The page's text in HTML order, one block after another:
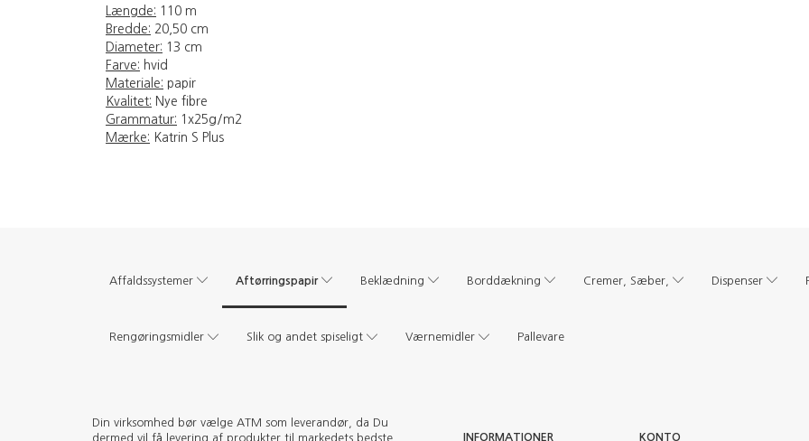
Længde: 110 m
Bredde: 20,50 cm
Diameter: 13 cm
Farve: hvid
Materiale: papir
Kvalitet: Nye fibre
Grammatur: 1x25g/m2
Mærke: Katrin S Plus
Affaldssystemer Aftørringspapir Beklædning Borddækning Cremer, Sæber, Dispenser
Rengøringsmidler Slik og andet spiseligt Værnemidler Pallevare
Din virksomhed bør vælge ATM som leverandør, da Du
dermed vil få levering af produkter til markedets bedste
INFORMATIONER KONTO